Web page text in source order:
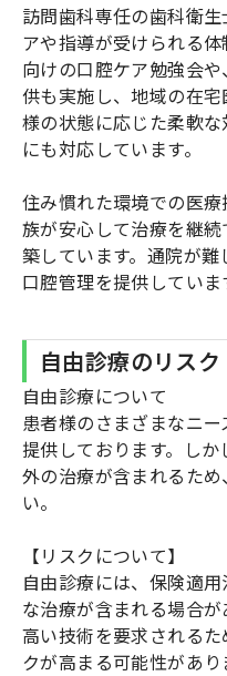
訪問歯科専任の歯科衛
アや指導が受けられる
向けの口腔ケア勉強会
供も実施し、地域の在
様の状態に応じた柔軟
にも対応しています。
住み慣れた環境での医
族が安心して治療を継
築しています。通院が
口腔管理を提供していま
自由診療のリス
自由診療について
患者様のさまざまなニ
提供しております。し
外の治療が含まれるた
い。
【リスクについて】
自由診療には、保険適
な治療が含まれる場合
高い技術を要求される
クが高まる可能性があり